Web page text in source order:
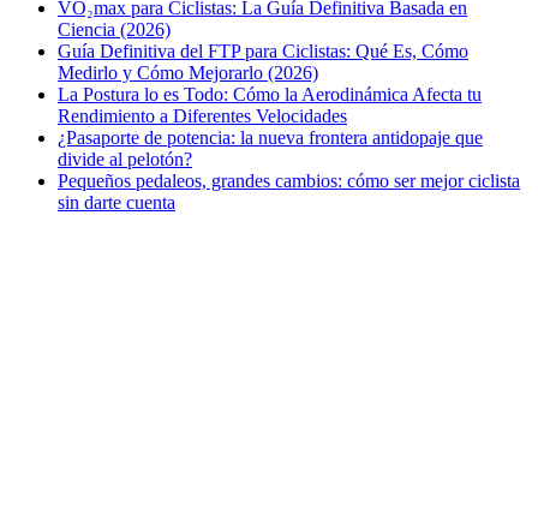
VO₂max para Ciclistas: La Guía Definitiva Basada en
Ciencia (2026)
Guía Definitiva del FTP para Ciclistas: Qué Es, Cómo
Medirlo y Cómo Mejorarlo (2026)
La Postura lo es Todo: Cómo la Aerodinámica Afecta tu
Rendimiento a Diferentes Velocidades
¿Pasaporte de potencia: la nueva frontera antidopaje que
divide al pelotón?
Pequeños pedaleos, grandes cambios: cómo ser mejor ciclista
sin darte cuenta